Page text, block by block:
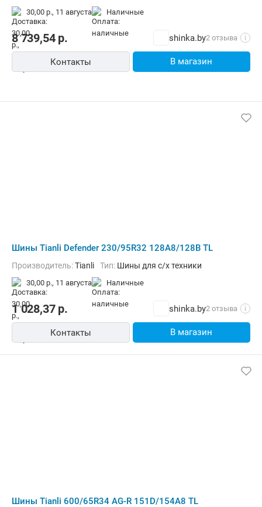
30,00 р., 11 августа наличные
8 739,54р. shinka.by2 отзыва i
Контакты В магазин
Шины Tianli Defender 230/95R32 128A8/128B TL
Производитель:Tianli Тип: Шины для с/х техники
30,00 р., 11 августа наличные
1 028,37р. shinka.by2 отзыва i
Контакты В магазин
Шины Tianli 600/65R34 AG-R 151D/154А8 TL